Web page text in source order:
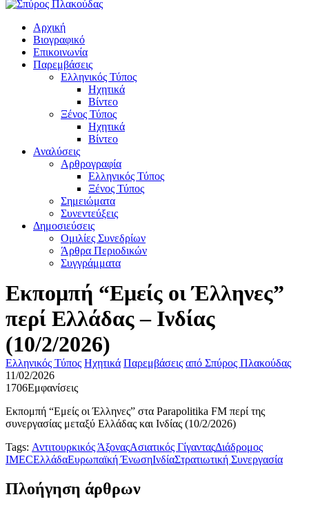
Αρχική
Βιογραφικό
Επικοινωνία
Παρεμβάσεις
Ελληνικός Τύπος
Ηχητικά
Βίντεο
Ξένος Τύπος
Ηχητικά
Βίντεο
Αναλύσεις
Αρθρογραφία
Ελληνικός Τύπος
Ξένος Τύπος
Σημειώματα
Συνεντεύξεις
Δημοσιεύσεις
Ομιλίες Συνεδρίων
Άρθρα Περιοδικών
Συγγράμματα
Eκπομπή “Εμείς οι Έλληνες”
περί Ελλάδας – Ινδίας
(10/2/2026)
Ελληνικός Τύπος Ηχητικά Παρεμβάσεις από Σπύρος Πλακούδας
11/02/2026
1706Εμφανίσεις
Εκπομπή “Εμείς οι Έλληνες” στα Parapolitika FM περί της
συνεργασίας μεταξύ Ελλάδας και Ινδίας (10/2/2026)
Tags: Αντιτουρκικός ΆξοναςΑσιατικός ΓίγανταςΔιάδρομος
IMECΕλλάδαΕυρωπαϊκή ΈνωσηΙνδίαΣτρατιωτική Συνεργασία
Πλοήγηση άρθρων